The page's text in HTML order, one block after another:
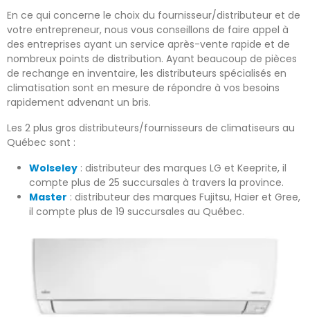
En ce qui concerne le choix du fournisseur/distributeur et de
votre entrepreneur, nous vous conseillons de faire appel à
des entreprises ayant un service après-vente rapide et de
nombreux points de distribution. Ayant beaucoup de pièces
de rechange en inventaire, les distributeurs spécialisés en
climatisation sont en mesure de répondre à vos besoins
rapidement advenant un bris.
Les 2 plus gros distributeurs/fournisseurs de climatiseurs au
Québec sont :
Wolseley : distributeur des marques LG et Keeprite, il
compte plus de 25 succursales à travers la province.
Master : distributeur des marques Fujitsu, Haier et Gree,
il compte plus de 19 succursales au Québec.